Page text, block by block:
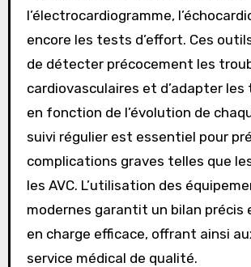
l’électrocardiogramme,
encore les tests d’effort. Ces
de détecter précocement les
cardiovasculaires et d’adapter
en fonction de l’évolution de
suivi régulier est essentiel pour
complications graves telles que
les AVC. L’utilisation des
modernes garantit un bilan précis
en charge efficace, offrant ainsi
service médical de qualité.